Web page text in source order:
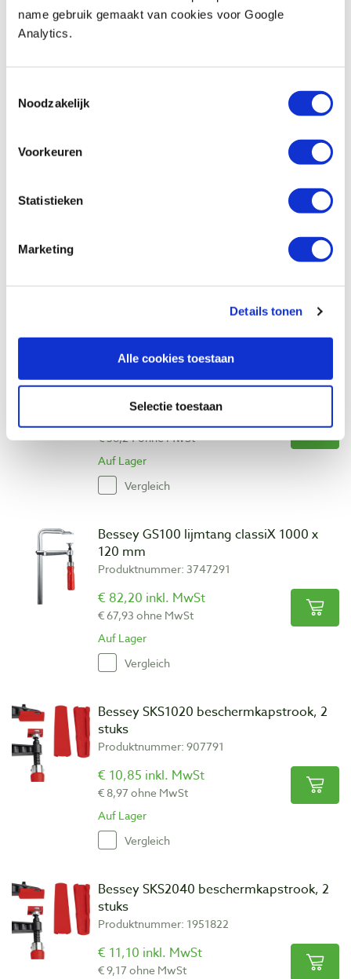
name gebruik gemaakt van cookies voor Google
Analytics.
Noodzakelijk
Voorkeuren
Statistieken
Marketing
Details tonen
Alle cookies toestaan
Selectie toestaan
mm
€ 53,35 inkl. MwSt
Auf Lager
Bessey GS80 lijmtang classiX 800 x 120
mm
Produktnummer: 3747308
€ 68,05 inkl. MwSt
€ 56,24 ohne MwSt
Auf Lager
Vergleich
Bessey GS100 lijmtang classiX 1000 x
120 mm
Produktnummer: 3747291
€ 82,20 inkl. MwSt
€ 67,93 ohne MwSt
Auf Lager
Vergleich
Bessey SKS1020 beschermkapstrook, 2
stuks
Produktnummer: 907791
€ 10,85 inkl. MwSt
€ 8,97 ohne MwSt
Auf Lager
Vergleich
Bessey SKS2040 beschermkapstrook, 2
stuks
Produktnummer: 1951822
€ 11,10 inkl. MwSt
€ 9,17 ohne MwSt